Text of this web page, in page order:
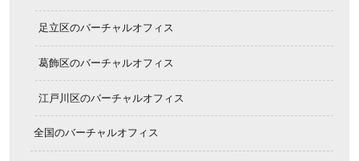
足立区のバーチャルオフィス
葛飾区のバーチャルオフィス
江戸川区のバーチャルオフィス
全国のバーチャルオフィス